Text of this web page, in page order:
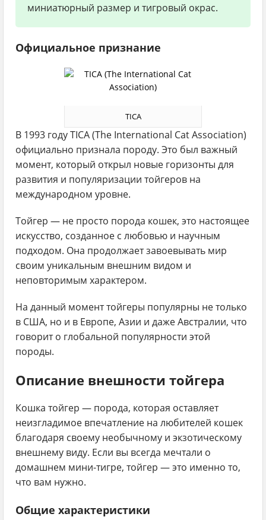
миниатюрный размер и тигровый окрас.
Официальное признание
TICA
В 1993 году TICA (The International Cat Association)
официально признала породу. Это был важный
момент, который открыл новые горизонты для
развития и популяризации тойгеров на
международном уровне.
Тойгер — не просто порода кошек, это настоящее
искусство, созданное с любовью и научным
подходом. Она продолжает завоевывать мир
своим уникальным внешним видом и
неповторимым характером.
На данный момент тойгеры популярны не только
в США, но и в Европе, Азии и даже Австралии, что
говорит о глобальной популярности этой
породы.
Описание внешности тойгера
Кошка тойгер — порода, которая оставляет
неизгладимое впечатление на любителей кошек
благодаря своему необычному и экзотическому
внешнему виду. Если вы всегда мечтали о
домашнем мини-тигре, тойгер — это именно то,
что вам нужно.
Общие характеристики